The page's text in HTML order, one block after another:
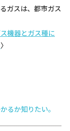
ガスは、都市ガス
機器とガス種に
〉
るか知りたい。